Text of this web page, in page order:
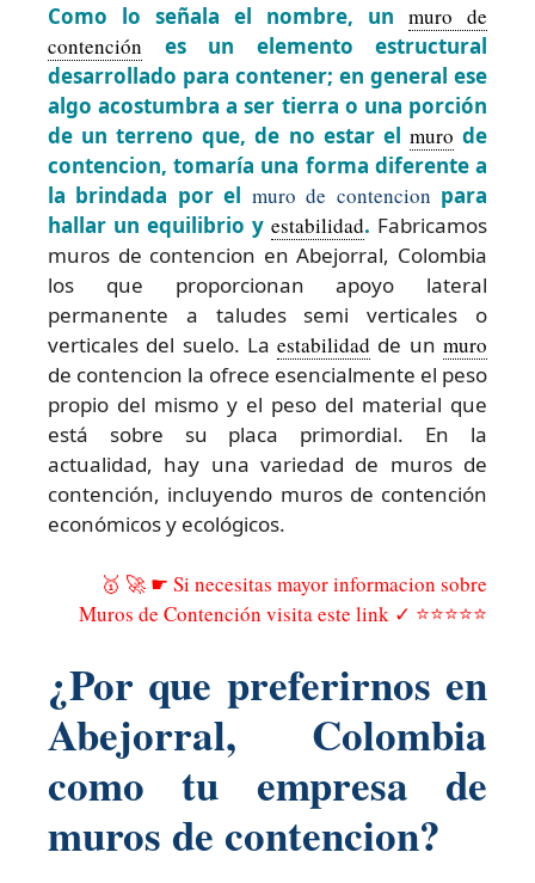
Como lo señala el nombre, un muro de
contención es un elemento estructural
desarrollado para contener; en general ese
algo acostumbra a ser tierra o una porción
de un terreno que, de no estar el muro de
contencion, tomaría una forma diferente a
la brindada por el muro de contencion para
hallar un equilibrio y estabilidad. Fabricamos
muros de contencion en Abejorral, Colombia
los que proporcionan apoyo lateral
permanente a taludes semi verticales o
verticales del suelo. Laestabilidad de unmuro
de contencion la ofrece esencialmente el peso
propio del mismo y el peso del material que
está sobre su placa primordial. En la
actualidad, hay una variedad de muros de
contención, incluyendo muros de contención
económicos y ecológicos.
🥇 🚀 ☛ Si necesitas mayor informacion sobre
Muros de Contención visita este link ✓ ⭐⭐⭐⭐⭐
¿Por que preferirnos en
Abejorral, Colombia
como tu empresa de
muros de contencion?